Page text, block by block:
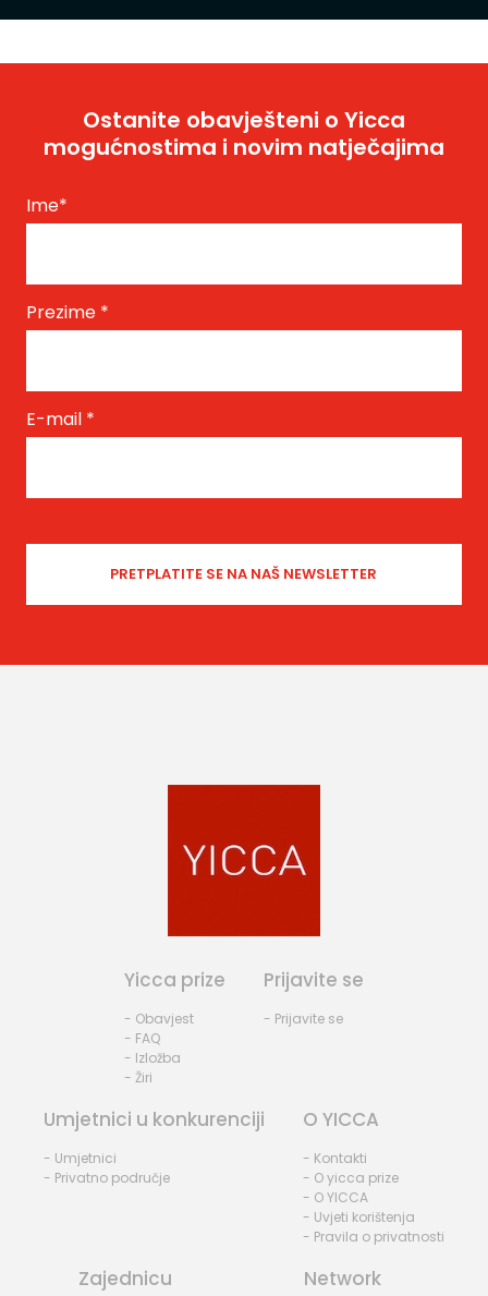
Ostanite obavješteni o Yicca
mogućnostima i novim natječajima
Ime*
Prezime *
E-mail *
Yicca prize
- Obavjest
- FAQ
- Izložba
- Žiri
Prijavite se
- Prijavite se
Umjetnici u konkurenciji
- Umjetnici
- Privatno područje
O YICCA
- Kontakti
- O yicca prize
- O YICCA
- Uvjeti korištenja
- Pravila o privatnosti
Zajednicu Network